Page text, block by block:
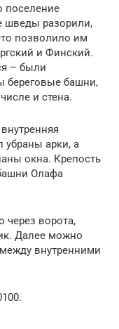
поселение
шведы разорили,
позволило им
и Финский.
– были
береговые башни,
и стена.
убраны арки, а
окна. Крепость
Олафа
через ворота,
Далее можно
внутренними